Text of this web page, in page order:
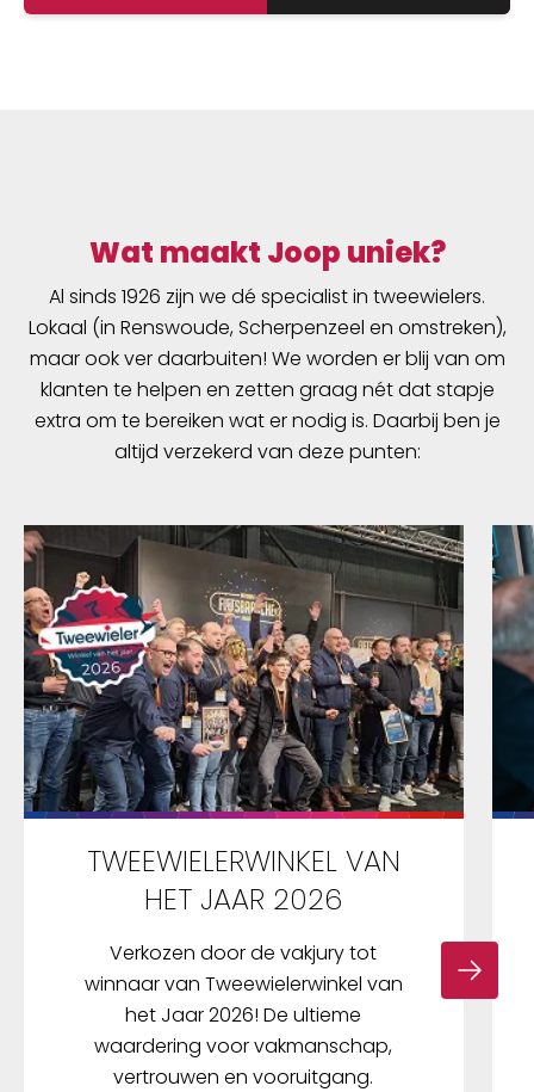
Wat maakt Joop uniek?
Al sinds 1926 zijn we dé specialist in tweewielers.
Lokaal (in Renswoude, Scherpenzeel en omstreken),
maar ook ver daarbuiten! We worden er blij van om
klanten te helpen en zetten graag nét dat stapje
extra om te bereiken wat er nodig is. Daarbij ben je
altijd verzekerd van deze punten:
TWEEWIELERWINKEL VAN
HET JAAR 2026
Verkozen door de vakjury tot
winnaar van Tweewielerwinkel van
het Jaar 2026! De ultieme
waardering voor vakmanschap,
vertrouwen en vooruitgang.